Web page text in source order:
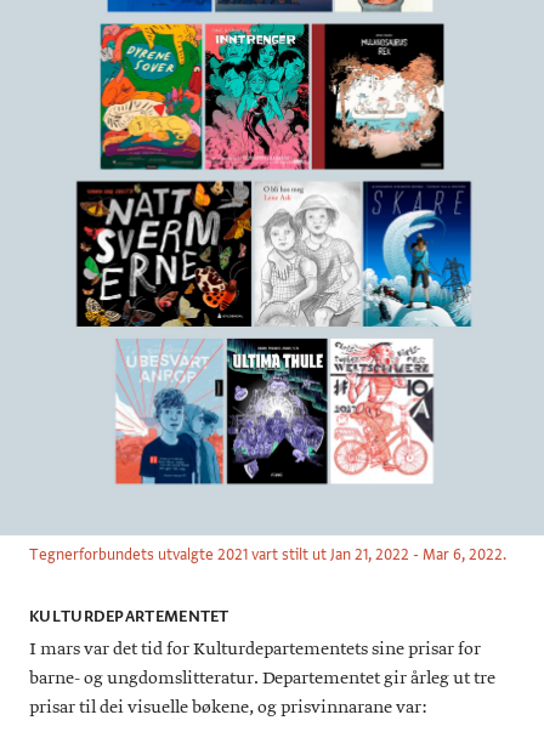
Tegnerforbundets utvalgte 2021 vart stilt ut Jan 21, 2022 - Mar 6, 2022.
KULTURDEPARTEMENTET
I mars var det tid for Kulturdepartementets sine prisar for
barne- og ungdomslitteratur. Departementet gir årleg ut tre
prisar til dei visuelle bøkene, og prisvinnarane var: